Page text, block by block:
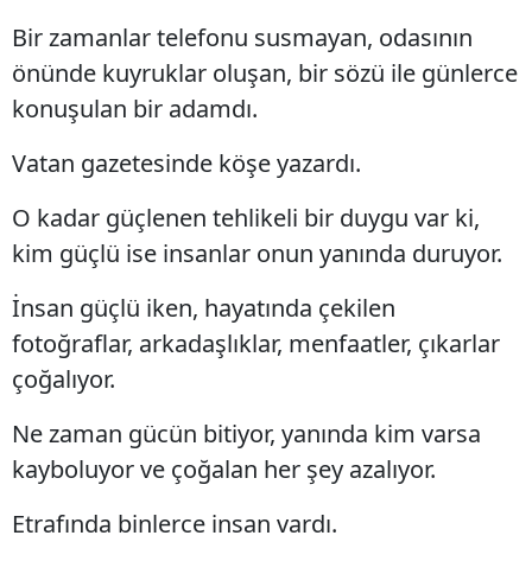
Bir zamanlar telefonu susmayan, odasının
önünde kuyruklar oluşan, bir sözü ile günlerce
konuşulan bir adamdı.
Vatan gazetesinde köşe yazardı.
O kadar güçlenen tehlikeli bir duygu var ki,
kim güçlü ise insanlar onun yanında duruyor.
İnsan güçlü iken, hayatında çekilen
fotoğraflar, arkadaşlıklar, menfaatler, çıkarlar
çoğalıyor.
Ne zaman gücün bitiyor, yanında kim varsa
kayboluyor ve çoğalan her şey azalıyor.
Etrafında binlerce insan vardı.